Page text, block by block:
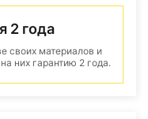
2 года
своих материалов и
них гарантию 2 года.